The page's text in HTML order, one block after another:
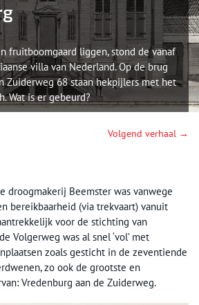
fruitboomgaard liggen, stond de vanaf
villa van Nederland. Op de brug
Zuiderweg 68 staan hekpijlers met het
Wat is er gebeurd?
Volgend verhaal →
droogmakerij Beemster was vanwege
bereikbaarheid (via trekvaart) vanuit
voor de stichting van
Volgerweg was al snel ‘vol’ met
zoals gesticht in de zeventiende
zo ook de grootste en
Vredenburg aan de Zuiderweg.